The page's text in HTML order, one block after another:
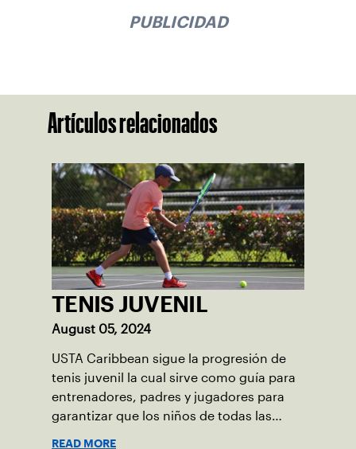
PUBLICIDAD
Artículos relacionados
TENIS JUVENIL
August 05, 2024
USTA Caribbean sigue la progresión de
tenis juvenil la cual sirve como guía para
entrenadores, padres y jugadores para
garantizar que los niños de todas las
READ MORE